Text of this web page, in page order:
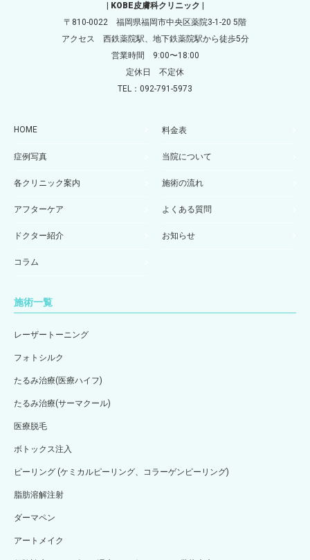
| KOBE皮膚科クリニック |
〒810-0022 福岡県福岡市中央区薬院3-1-20 5階
アクセス 西鉄薬院駅、地下鉄薬院駅から徒歩5分
営業時間 9:00〜18:00
定休日 不定休
TEL：092-791-5973
HOME 料金表
症例写真 当院について
各クリニック案内 施術の流れ
アフターケア よくある質問
ドクター紹介 お知らせ
コラム
施術一覧
レーザートーニング
フォトシルク
たるみ治療(医療ハイフ)
たるみ治療(サーマクール)
医療脱毛
ボトックス注入
ピーリング (ケミカルピーリング、コラーゲンピーリング)
脂肪溶解注射
ダーマペン
アートメイク